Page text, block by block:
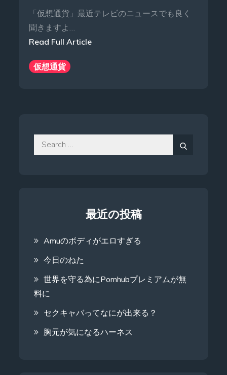
「仮想通貨」最近テレビのニュースでも良く
聞きますよ…
Read Full Article
仮想通貨
Search
for:
最近の投稿
Amuのボディがエロすぎる
今日のねた
世界を守る為にPornhubプレミアムが無
料に
セクキャバってなにが出来る？
胸元が気になるハーネス